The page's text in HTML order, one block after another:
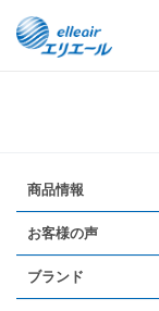
商品情報
お客様の声
ブランド